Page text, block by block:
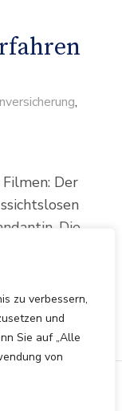
zu verbessern,
und
Sie auf „Alle
von
,
Der
Die
werden, der
Instanz